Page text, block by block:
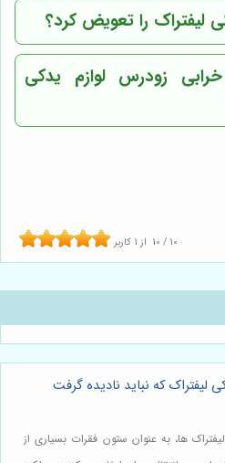
لیفتراک را تعویض کرد؟
زودرس لوازم یدکی
10 / 10 از 1 کاربر
لیفتراک که نباید نادیده گرفت
ها، به عنوان ستون فقرات بسیاری از